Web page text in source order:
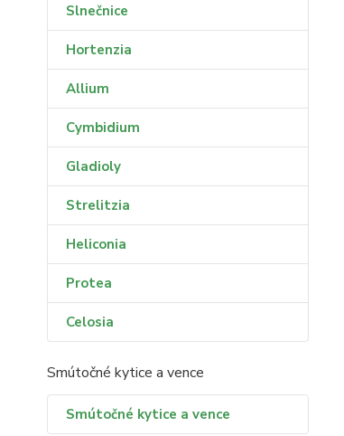
Slnečnice
Hortenzia
Allium
Cymbidium
Gladioly
Strelitzia
Heliconia
Protea
Celosia
Smútočné kytice a vence
Smútočné kytice a vence